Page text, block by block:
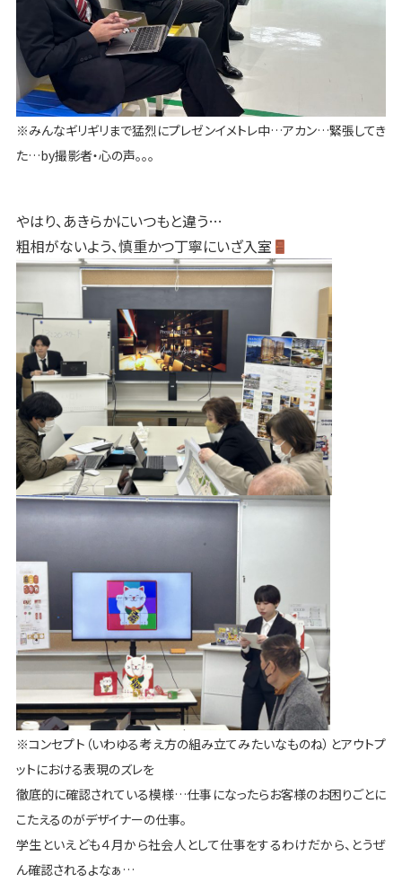
※みんなギリギリまで猛烈にプレゼンイメトレ中…アカン…緊張してき
た…by撮影者・心の声。。。
やはり、あきらかにいつもと違う…
粗相がないよう、慎重かつ丁寧にいざ入室
※コンセプト（いわゆる考え方の組み立てみたいなものね）とアウトプ
ットにおける表現のズレを
徹底的に確認されている模様…仕事になったらお客様のお困りごとに
こたえるのがデザイナーの仕事。
学生といえども４月から社会人として仕事をするわけだから、とうぜ
ん確認されるよなぁ…